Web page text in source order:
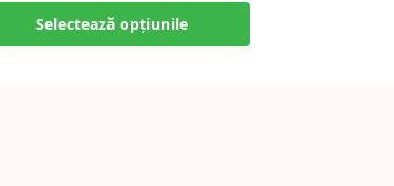
Selectează opțiunile